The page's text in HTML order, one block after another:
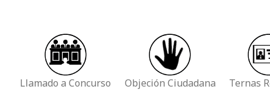
Llamado a Concurso Objeción Ciudadana Ternas